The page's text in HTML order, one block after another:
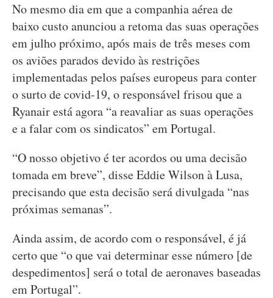
No mesmo dia em que a companhia aérea de
baixo custo anunciou a retoma das suas operações
em julho próximo, após mais de três meses com
os aviões parados devido às restrições
implementadas pelos países europeus para conter
o surto de covid-19, o responsável frisou que a
Ryanair está agora “a reavaliar as suas operações
e a falar com os sindicatos” em Portugal.
“O nosso objetivo é ter acordos ou uma decisão
tomada em breve”, disse Eddie Wilson à Lusa,
precisando que esta decisão será divulgada “nas
próximas semanas”.
Ainda assim, de acordo com o responsável, é já
certo que “o que vai determinar esse número [de
despedimentos] será o total de aeronaves baseadas
em Portugal”.